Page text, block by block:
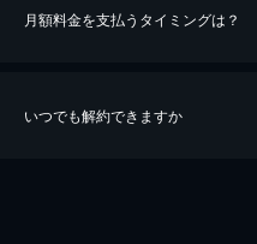
※40％ポイント還元の対象は、クレジッ
iOSアプリのUコイン決済による作品の
月額料金を支払うタイミングは？
いつでも解約できますか